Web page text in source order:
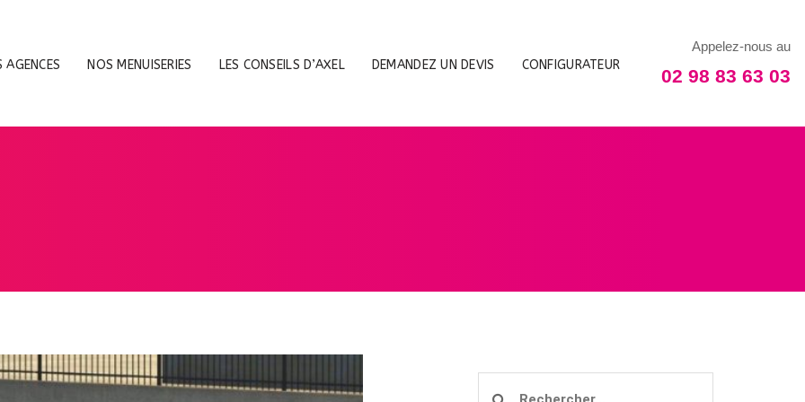
AGENCES NOS MENUISERIES LES CONSEILS D’AXEL DEMANDEZ UN DEVIS CONFIGURATEUR
Appelez-nous au
02 98 83 63 03